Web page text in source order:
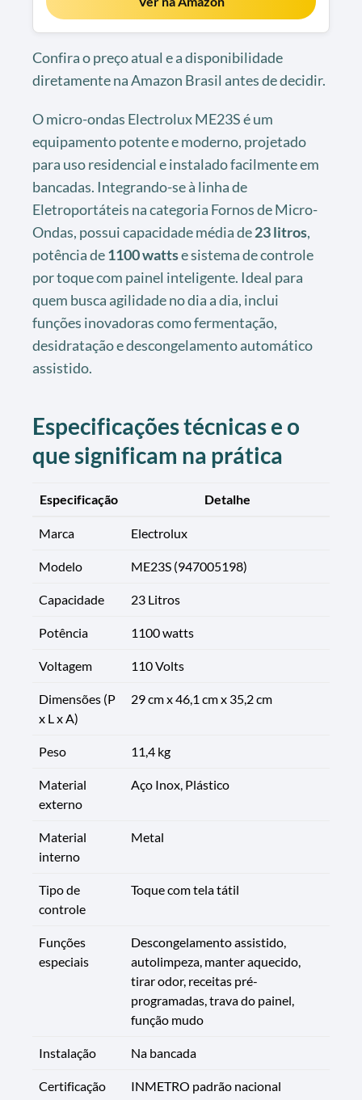
Confira o preço atual e a disponibilidade
diretamente na Amazon Brasil antes de decidir.
O micro-ondas Electrolux ME23S é um
equipamento potente e moderno, projetado
para uso residencial e instalado facilmente em
bancadas. Integrando-se à linha de
Eletroportáteis na categoria Fornos de Micro-
Ondas, possui capacidade média de23 litros,
potência de1100 wattse sistema de controle
por toque com painel inteligente. Ideal para
quem busca agilidade no dia a dia, inclui
funções inovadoras como fermentação,
desidratação e descongelamento automático
assistido.
Especificações técnicas e o
que significam na prática
Especificação Detalhe
Marca Electrolux
Modelo ME23S (947005198)
Capacidade 23 Litros
Potência 1100 watts
Voltagem 110 Volts
Dimensões (P
x L x A)
29 cm x 46,1 cm x 35,2 cm
Peso 11,4 kg
Material
externo
Aço Inox, Plástico
Material
interno
Metal
Tipo de
controle
Toque com tela tátil
Funções
especiais
Descongelamento assistido,
autolimpeza, manter aquecido,
tirar odor, receitas pré-
programadas, trava do painel,
função mudo
Instalação Na bancada
Certificação
INMETRO padrão nacional